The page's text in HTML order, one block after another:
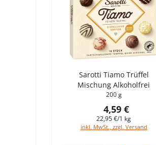
Sarotti Tiamo Trüffel
Mischung Alkoholfrei
200 g
4,59 €
22,95 €/1 kg
inkl. MwSt., zzgl. Versand